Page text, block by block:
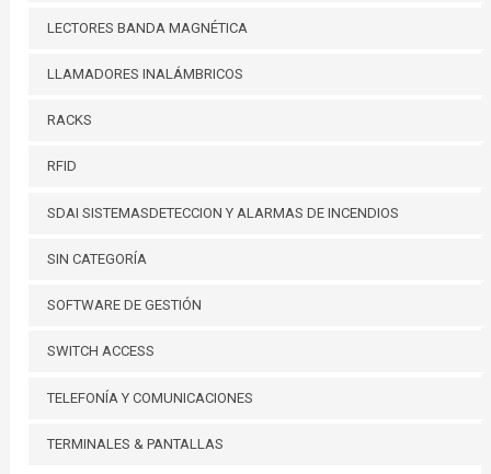
LECTORES BANDA MAGNÉTICA
LLAMADORES INALÁMBRICOS
RACKS
RFID
SDAI SISTEMASDETECCION Y ALARMAS DE INCENDIOS
SIN CATEGORÍA
SOFTWARE DE GESTIÓN
SWITCH ACCESS
TELEFONÍA Y COMUNICACIONES
TERMINALES & PANTALLAS